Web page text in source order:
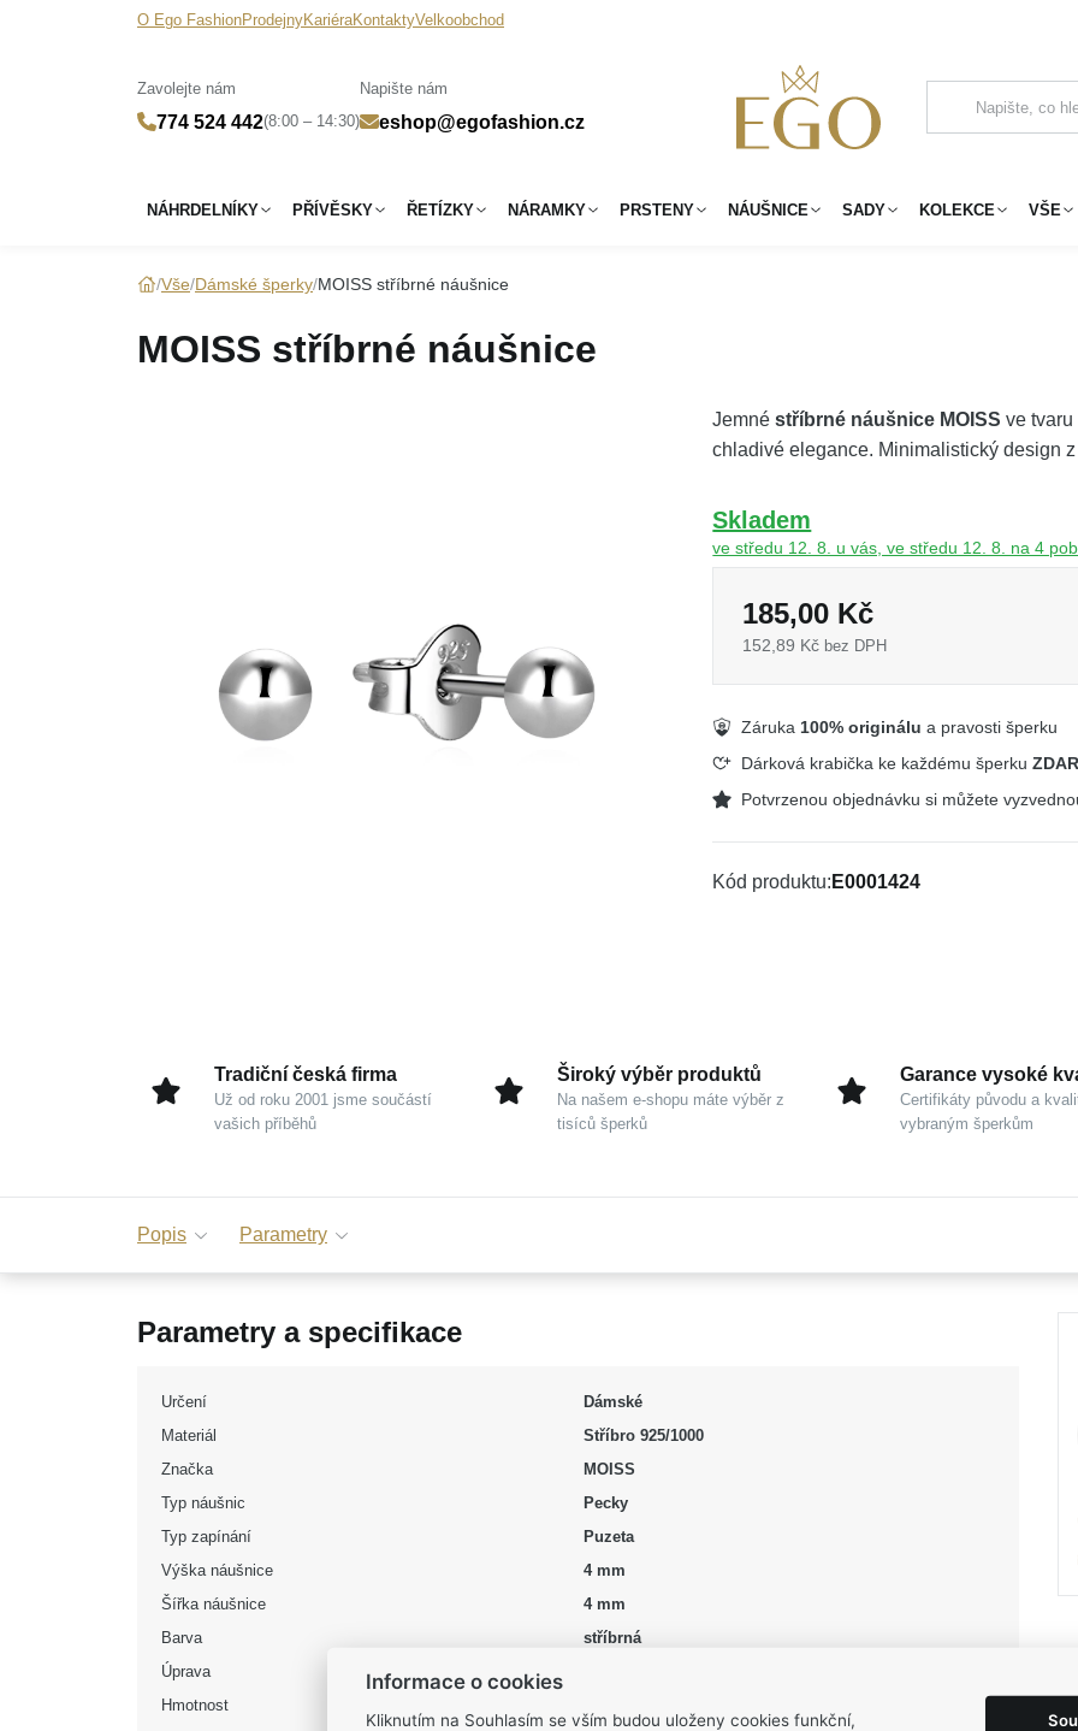
O Ego FashionProdejnyKariéraKontaktyVelkoobchod
Zavolejte nám
774 524 442(8:00 – 14:30)
Napište nám
eshop@egofashion.cz
NÁHRDELNÍKY PŘÍVĚSKY ŘETÍZKY NÁRAMKY PRSTENY NÁUŠNICE SADY KOLEKCE VŠE
Vše Dámské šperky MOISS stříbrné náušnice
MOISS stříbrné náušnice
Jemnéstříbrné náušnice MOISS ve
chladivé elegance. Minimalistický design
Skladem
ve středu 12. 8. u vás, ve středu 12. 8. na 4
185,00 Kč
152,89 Kč bez DPH
Záruka 100% originálu a pravosti šperku
Dárková krabička ke každému šperku
Potvrzenou objednávku si můžete
Kód produktu E0001424
Tradiční česká firma
Už od roku 2001 jsme součástí
vašich příběhů
Široký výběr produktů
Na našem e-shopu máte výběr z
tisíců šperků
Garance vysoké
Certifikáty původu a
vybraným šperkům
Popis Parametry
Parametry a specifikace
Určení
Dámské
Materiál
Stříbro 925/1000
Značka
MOISS
Typ náušnic
Pecky
Typ zapínání
Puzeta
Výška náušnice
4 mm
Šířka náušnice
4 mm
Barva
stříbrná
Úprava
Hmotnost
Informace o cookies
Kliknutím na Souhlasím se vším budou uloženy cookies funkční,